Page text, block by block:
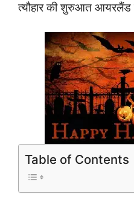
त्यौहार की शुरुआत
Table of Contents